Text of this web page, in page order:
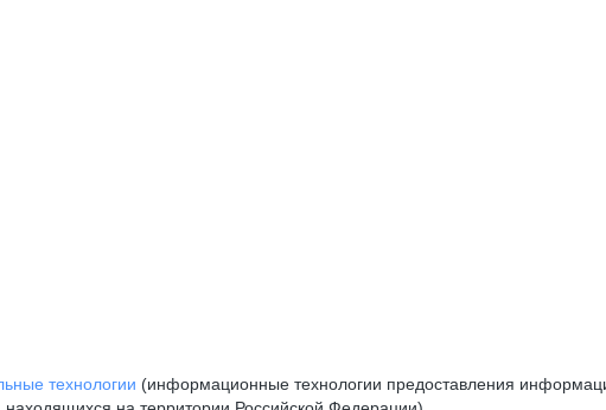
технологии (информационные технологии предоставления